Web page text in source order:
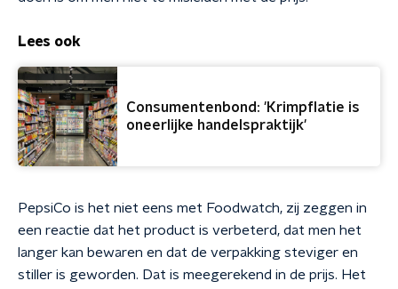
Lees ook
Consumentenbond: 'Krimpflatie is
oneerlijke handelspraktijk'
PepsiCo is het niet eens met Foodwatch, zij zeggen in
een reactie dat het product is verbeterd, dat men het
langer kan bewaren en dat de verpakking steviger en
stiller is geworden. Dat is meegerekend in de prijs. Het